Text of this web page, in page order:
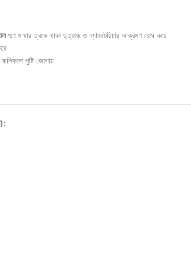
গুণ মাথার ত্বকে থাকা ছত্রাক ও ব্যাকটেরিয়ার আক্রমণ রোধ করে
পুষ্টি জোগায়